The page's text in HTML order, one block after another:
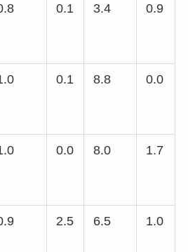
0.1 3.4 0.9
0.1 8.8 0.0
0.0 8.0 1.7
2.5 6.5 1.0